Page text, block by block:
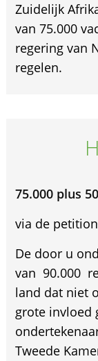
Zuidelijk
van 75.000
regering van
regelen.
75.000 plus
via de
De door u
van 90.000
land dat niet
grote invloed
Tweede